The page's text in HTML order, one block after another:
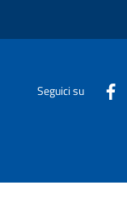
Seguici su